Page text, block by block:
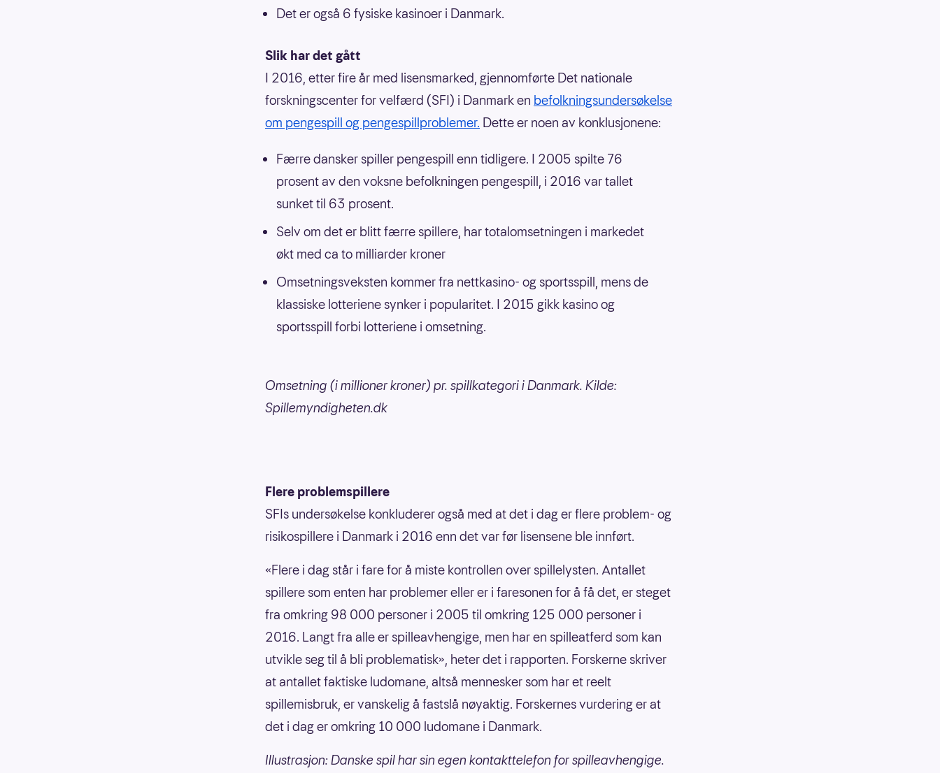
Det er også 6 fysiske kasinoer i Danmark.
Slik har det gått
I 2016, etter fire år med lisensmarked, gjennomførte Det nationale
forskningscenter for velfærd (SFI) i Danmark en befolkningsundersøkelse
om pengespill og pengespillproblemer. Dette er noen av konklusjonene:
Færre dansker spiller pengespill enn tidligere. I 2005 spilte 76
prosent av den voksne befolkningen pengespill, i 2016 var tallet
sunket til 63 prosent.
Selv om det er blitt færre spillere, har totalomsetningen i markedet
økt med ca to milliarder kroner
Omsetningsveksten kommer fra nettkasino- og sportsspill, mens de
klassiske lotteriene synker i popularitet. I 2015 gikk kasino og
sportsspill forbi lotteriene i omsetning.
Omsetning (i millioner kroner) pr. spillkategori i Danmark. Kilde:
Spillemyndigheten.dk
Flere problemspillere
SFIs undersøkelse konkluderer også med at det i dag er flere problem- og
risikospillere i Danmark i 2016 enn det var før lisensene ble innført.
«Flere i dag står i fare for å miste kontrollen over spillelysten. Antallet
spillere som enten har problemer eller er i faresonen for å få det, er steget
fra omkring 98 000 personer i 2005 til omkring 125 000 personer i
2016. Langt fra alle er spilleavhengige, men har en spilleatferd som kan
utvikle seg til å bli problematisk», heter det i rapporten. Forskerne skriver
at antallet faktiske ludomane, altså mennesker som har et reelt
spillemisbruk, er vanskelig å fastslå nøyaktig. Forskernes vurdering er at
det i dag er omkring 10 000 ludomane i Danmark.
Illustrasjon: Danske spil har sin egen kontakttelefon for spilleavhengige.